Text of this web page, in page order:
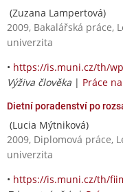
(Zuzana Lampertová)
2009, Bakalářská práce,
univerzita
• https://is.muni.cz/th/
Výživa člověka | Práce
Dietní poradenství po
(Lucia Mýtniková)
2009, Diplomová práce,
univerzita
• https://is.muni.cz/th/